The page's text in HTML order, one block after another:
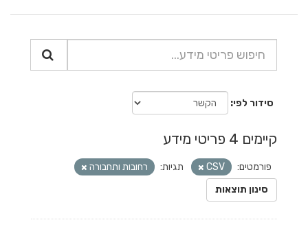
סידור לפי
קיימים 4 פריטי מידע
פורמטים: CSV תגיות:
רחובות ותחבורה
סינון תוצאות